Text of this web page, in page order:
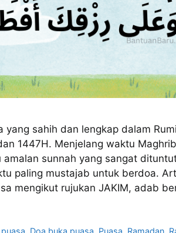
yang sahih dan lengkap dalam
1447H. Menjelang waktu
sunnah yang sangat
paling mustajab untuk berdoa.
mengikut rujukan JAKIM, adab
Doa buka puasa Puasa Ramadan